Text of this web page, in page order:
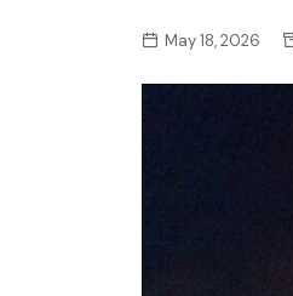
May 18, 2026